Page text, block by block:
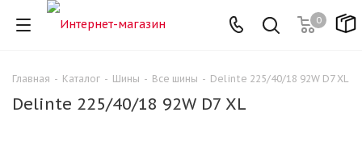
0
Главная - Каталог - Шины - Все шины - Delinte 225/40/18 92W D7 XL
Delinte 225/40/18 92W D7 XL